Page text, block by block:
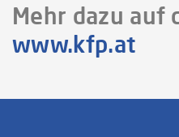
Mehr dazu auf
www.kfp.at